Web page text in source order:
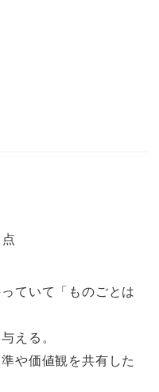
ていて「ものごとは
える。
や価値観を共有した